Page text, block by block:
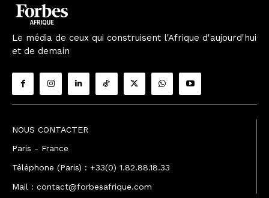
Le média de ceux qui construisent l'Afrique d'aujourd'hui
et de demain
NOUS CONTACTER
Paris - France
Téléphone (Paris) : +33(0) 1.82.88.18.33
Mail : contact@forbesafrique.com